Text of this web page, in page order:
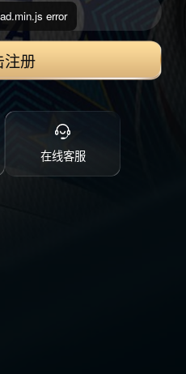
注册
在线客服
error